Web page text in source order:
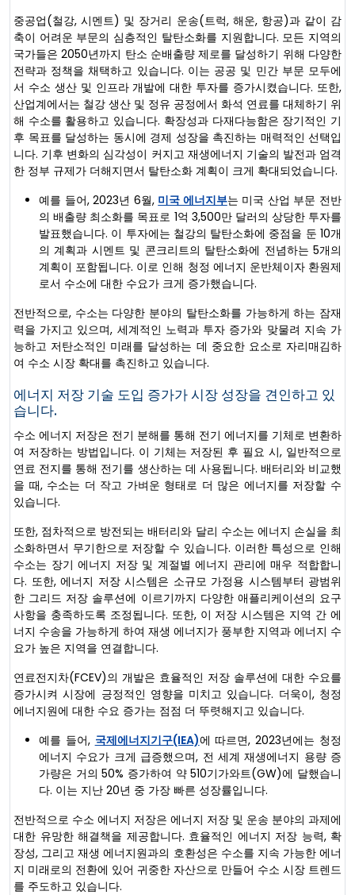
중공업(철강, 시멘트) 및 장거리 운송(트럭, 해운, 항공)과 같이 감
축이 어려운 부문의 심층적인 탈탄소화를 지원합니다. 모든 지역의
국가들은 2050년까지 탄소 순배출량 제로를 달성하기 위해 다양한
전략과 정책을 채택하고 있습니다. 이는 공공 및 민간 부문 모두에
서 수소 생산 및 인프라 개발에 대한 투자를 증가시켰습니다. 또한,
산업계에서는 철강 생산 및 정유 공정에서 화석 연료를 대체하기 위
해 수소를 활용하고 있습니다. 확장성과 다재다능함은 장기적인 기
후 목표를 달성하는 동시에 경제 성장을 촉진하는 매력적인 선택입
니다. 기후 변화의 심각성이 커지고 재생에너지 기술의 발전과 엄격
한 정부 규제가 더해지면서 ​​탈탄소화 계획이 크게 확대되었습니다.
예를 들어, 2023년 6월, 미국 에너지부는 미국 산업 부문 전반
의 배출량 최소화를 목표로 1억 3,500만 달러의 상당한 투자를
발표했습니다. 이 투자에는 철강의 탈탄소화에 중점을 둔 10개
의 계획과 시멘트 및 콘크리트의 탈탄소화에 전념하는 5개의
계획이 포함됩니다. 이로 인해 청정 에너지 운반체이자 환원제
로서 수소에 대한 수요가 크게 증가했습니다.
전반적으로, 수소는 다양한 분야의 탈탄소화를 가능하게 하는 잠재
력을 가지고 있으며, 세계적인 노력과 투자 증가와 맞물려 지속 가
능하고 저탄소적인 미래를 달성하는 데 중요한 요소로 자리매김하
여 수소 시장 확대를 촉진하고 있습니다.
에너지 저장 기술 도입 증가가 시장 성장을 견인하고 있
습니다.
수소 에너지 저장은 전기 분해를 통해 전기 에너지를 기체로 변환하
여 저장하는 방법입니다. 이 기체는 저장된 후 필요 시, 일반적으로
연료 전지를 통해 전기를 생산하는 데 사용됩니다. 배터리와 비교했
을 때, 수소는 더 작고 가벼운 형태로 더 많은 에너지를 저장할 수
있습니다.
또한, 점차적으로 방전되는 배터리와 달리 수소는 에너지 손실을 최
소화하면서 무기한으로 저장할 수 있습니다. 이러한 특성으로 인해
수소는 장기 에너지 저장 및 계절별 에너지 관리에 매우 적합합니
다. 또한, 에너지 저장 시스템은 소규모 가정용 시스템부터 광범위
한 그리드 저장 솔루션에 이르기까지 다양한 애플리케이션의 요구
사항을 충족하도록 조정됩니다. 또한, 이 저장 시스템은 지역 간 에
너지 수송을 가능하게 하여 재생 에너지가 풍부한 지역과 에너지 수
요가 높은 지역을 연결합니다.
연료전지차(FCEV)의 개발은 효율적인 저장 솔루션에 대한 수요를
증가시켜 시장에 긍정적인 영향을 미치고 있습니다. 더욱이, 청정
에너지원에 대한 수요 증가는 점점 더 뚜렷해지고 있습니다.
예를 들어, 국제에너지기구(IEA)에 따르면, 2023년에는 청정
에너지 수요가 크게 급증했으며, 전 세계 재생에너지 용량 증
가량은 거의 50% 증가하여 약 510기가와트(GW)에 달했습니
다. 이는 지난 20년 중 가장 빠른 성장률입니다.
전반적으로 수소 에너지 저장은 에너지 저장 및 운송 분야의 과제에
대한 유망한 해결책을 제공합니다. 효율적인 에너지 저장 능력, 확
장성, 그리고 재생 에너지원과의 호환성은 수소를 지속 가능한 에너
지 미래로의 전환에 있어 귀중한 자산으로 만들어 수소 시장 트렌드
를 주도하고 있습니다.